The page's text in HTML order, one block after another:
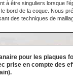
à être singuliers lorsque
bord de la coque. Nous
des techniques de
pour les plaques
prise en compte des